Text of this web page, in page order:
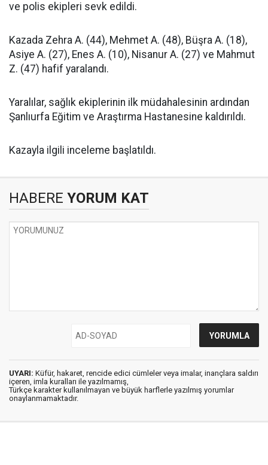
ve polis ekipleri sevk edildi.
Kazada Zehra A. (44), Mehmet A. (48), Büşra A. (18),
Asiye A. (27), Enes A. (10), Nisanur A. (27) ve Mahmut
Z. (47) hafif yaralandı.
Yaralılar, sağlık ekiplerinin ilk müdahalesinin ardından
Şanlıurfa Eğitim ve Araştırma Hastanesine kaldırıldı.
Kazayla ilgili inceleme başlatıldı.
HABERE YORUM KAT
UYARI: Küfür, hakaret, rencide edici cümleler veya imalar, inançlara saldırı
içeren, imla kuralları ile yazılmamış,
Türkçe karakter kullanılmayan ve büyük harflerle yazılmış yorumlar
onaylanmamaktadır.